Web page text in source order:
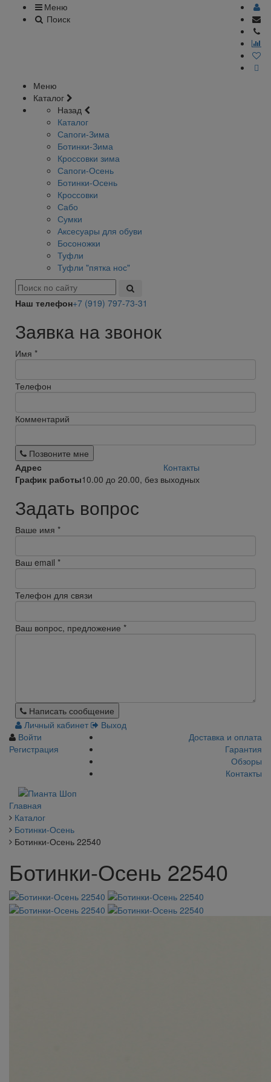
Меню
Поиск
Меню
Каталог
Назад
Каталог
Сапоги-Зима
Ботинки-Зима
Кроссовки зима
Сапоги-Осень
Ботинки-Осень
Кроссовки
Сабо
Сумки
Аксесуары для обуви
Босоножки
Туфли
Туфли "пятка нос"
Наш телефон+7 (919) 797-73-31
Заявка на звонок
Имя *
Телефон
Комментарий
Позвоните мне
Адрес
Контакты
График работы10.00 до 20.00, без выходных
Задать вопрос
Ваше имя *
Ваш email *
Телефон для связи
Ваш вопрос, предложение *
Написать сообщение
Личный кабинет
Выход
Войти
Регистрация
Доставка и оплата
Гарантия
Обзоры
Контакты
Главная
Каталог
Ботинки-Осень
Ботинки-Осень 22540
Ботинки-Осень 22540